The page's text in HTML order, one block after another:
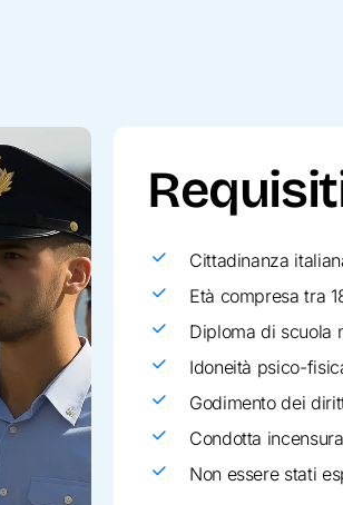
Cittadinanza
Età compresa tra
Diploma di scuola
Idoneità psico-
Godimento dei
Condotta
Non essere stati